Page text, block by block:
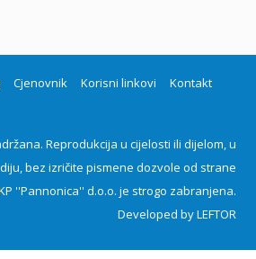
Cjenovnik Korisni linkovi Kontakt
Reprodukcija u cijelosti ili dijelom, u
bez izričite pismene dozvole od strane
''Pannonica'' d.o.o. je strogo zabranjena.
Developed byLEFTOR